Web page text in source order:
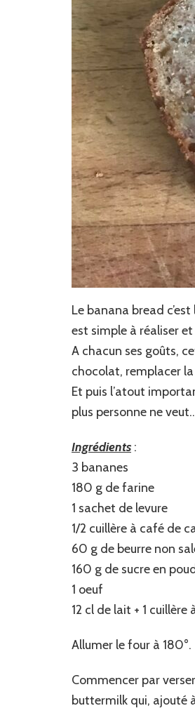
Le banana bread
est simple à réaliser
A chacun ses goûts,
chocolat, remplacer
Et puis l’atout
plus personne ne
Ingrédients :
3 bananes
180 g de farine
1 sachet de levure
1/2 cuillère à café de
60 g de beurre non
160 g de sucre en
1 oeuf
12 cl de lait + 1
Allumer le four à 180°.
Commencer par
buttermilk qui, ajouté